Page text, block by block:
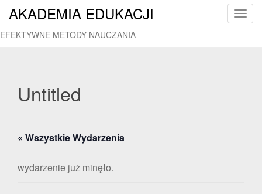
T
AKADEMIA EDUKACJI
EFEKTYWNE METODY NAUCZANIA
Untitled
« Wszystkie Wydarzenia
wydarzenie już minęło.